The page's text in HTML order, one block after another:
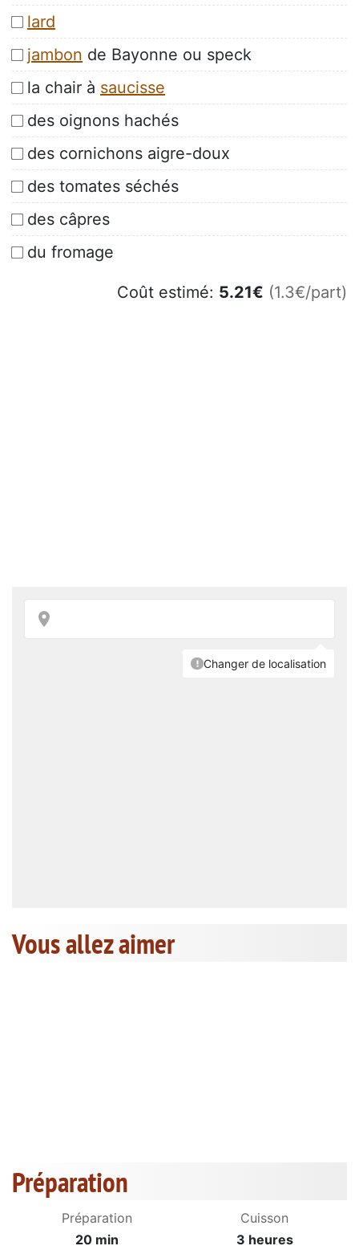
lard
jambon de Bayonne ou speck
la chair à saucisse
des oignons hachés
des cornichons aigre-doux
des tomates séchés
des câpres
du fromage
Coût estimé: 5.21€ (1.3€/part)
Vous allez aimer
Préparation
Préparation
20 min
Cuisson
3 heures